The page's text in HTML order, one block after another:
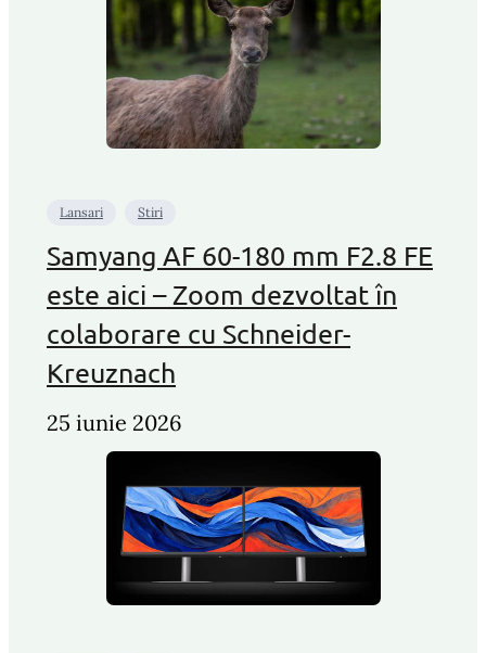
Lansari Stiri
Samyang AF 60-180 mm F2.8 FE
este aici – Zoom dezvoltat în
colaborare cu Schneider-
Kreuznach
25 iunie 2026